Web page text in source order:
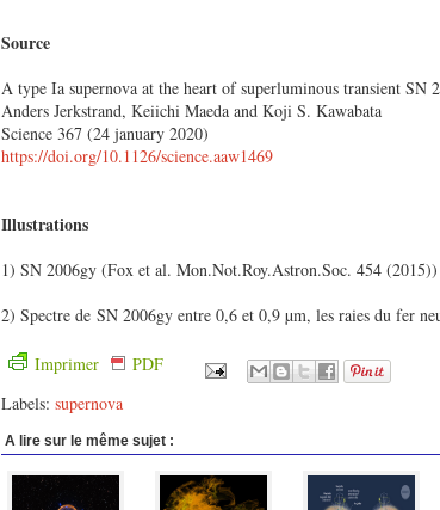
Source
A type Ia supernova at the heart of superluminous transient SN
Anders Jerkstrand, Keiichi Maeda and Koji S. Kawabata
Science 367 (24 january 2020)
https://doi.org/10.1126/science.aaw1469
Illustrations
1) SN 2006gy (Fox et al. Mon.Not.Roy.Astron.Soc. 454 (2015))
2) Spectre de SN 2006gy entre 0,6 et 0,9 µm, les raies du fer
Imprimer
PDF
Labels: supernova
A lire sur le même sujet :